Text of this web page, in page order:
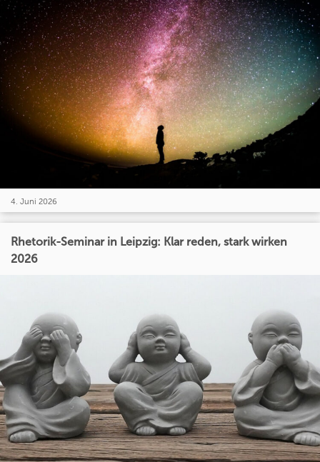
4. Juni 2026
Rhetorik-Seminar in Leipzig: Klar reden, stark wirken
2026